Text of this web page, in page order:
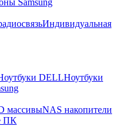
Samsung
Индивидуальная
DELLНоутбуки
массивыNAS накопители
ПК